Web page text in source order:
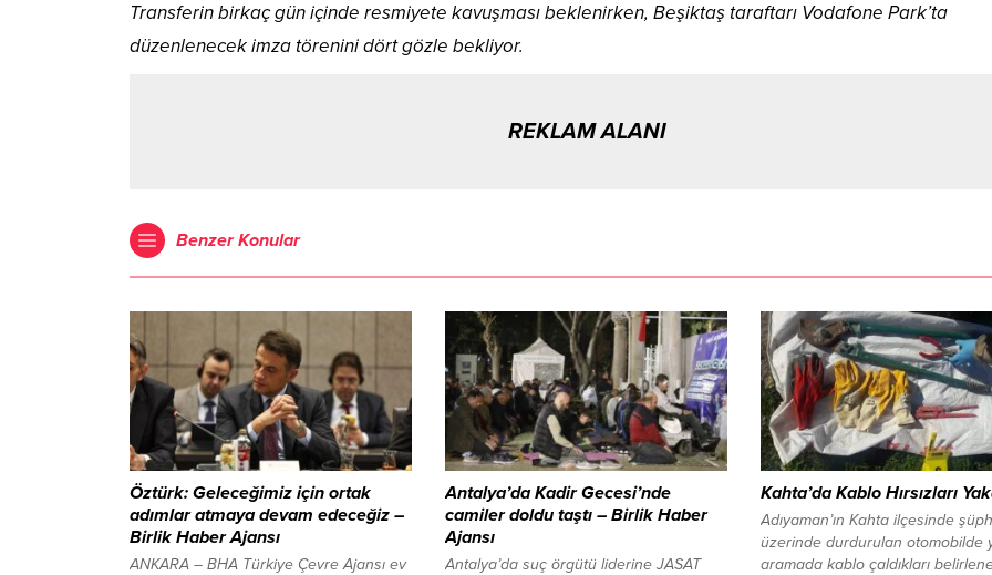
Transferin birkaç gün içinde resmiyete kavuşması beklenirken, Beşiktaş taraftarı Vodafone Park’ta
düzenlenecek imza törenini dört gözle bekliyor.
REKLAM ALANI
Benzer Konular
Öztürk: Geleceğimiz için ortak
adımlar atmaya devam edeceğiz –
Birlik Haber Ajansı
ANKARA – BHA Türkiye Çevre Ajansı ev
Antalya’da Kadir Gecesi’nde
camiler doldu taştı – Birlik Haber
Ajansı
Antalya’da suç örgütü liderine JASAT
Kahta’da Kablo Hırsızları
Adıyaman’ın Kahta ilçesinde
üzerinde durdurulan otomobilde
aramada kablo çaldıkları